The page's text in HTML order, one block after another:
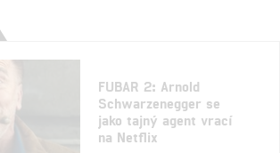
FUBAR 2: Arnold
Schwarzenegger se
jako tajný agent vrací
na Netflix